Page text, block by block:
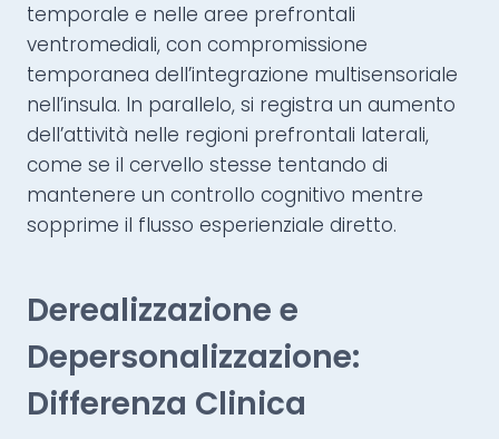
temporale e nelle aree prefrontali
ventromediali, con compromissione
temporanea dell’integrazione multisensoriale
nell’insula. In parallelo, si registra un aumento
dell’attività nelle regioni prefrontali laterali,
come se il cervello stesse tentando di
mantenere un controllo cognitivo mentre
sopprime il flusso esperienziale diretto.
Derealizzazione e
Depersonalizzazione:
Differenza Clinica